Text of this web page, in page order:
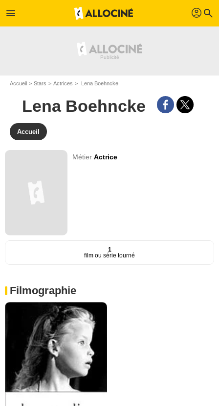
menu profil search
Accueil Stars Actrices Lena Boehncke
Lena Boehncke
Accueil
MétierActrice
1
film ou série tourné
Filmographie